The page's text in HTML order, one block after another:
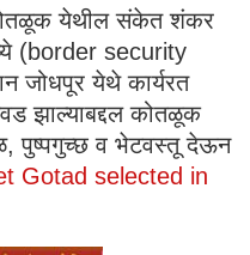
येथील संकेत शंकर
(border security
जोधपूर येथे कार्यरत
झाल्याबद्दल कोतळूक
पुष्पगुच्छ व भेटवस्तू देऊन
Gotad selected in